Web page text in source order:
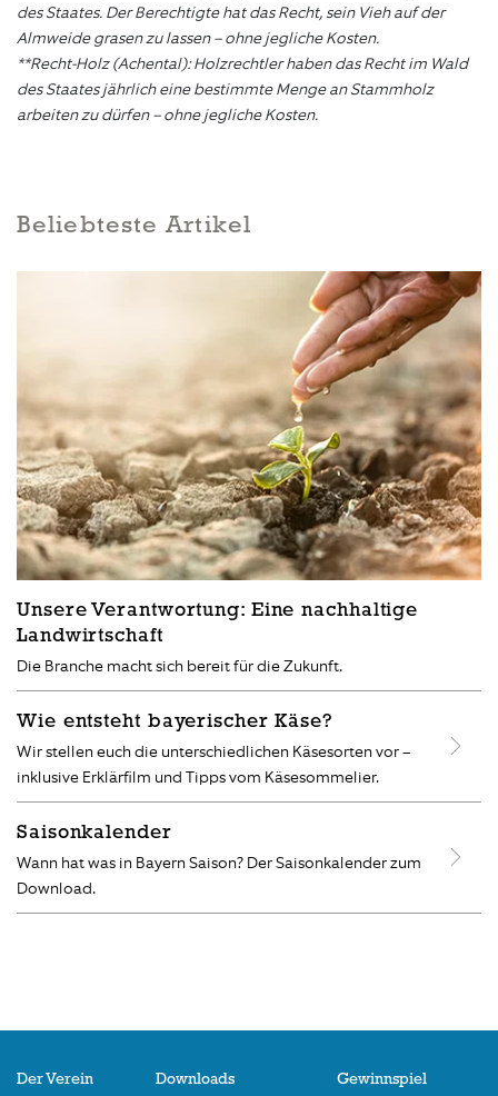
des Staates. Der Berechtigte hat das Recht, sein Vieh auf der
Almweide grasen zu lassen – ohne jegliche Kosten.
**Recht-Holz (Achental): Holzrechtler haben das Recht im Wald
des Staates jährlich eine bestimmte Menge an Stammholz
arbeiten zu dürfen – ohne jegliche Kosten.
Beliebteste Artikel
Unsere Verantwortung: Eine nachhaltige
Landwirtschaft
Die Branche macht sich bereit für die Zukunft.
Wie entsteht bayerischer Käse?
Wir stellen euch die unterschiedlichen Käsesorten vor –
inklusive Erklärfilm und Tipps vom Käsesommelier.
Saisonkalender
Wann hat was in Bayern Saison? Der Saisonkalender zum
Download.
Der Verein Downloads Gewinnspiel